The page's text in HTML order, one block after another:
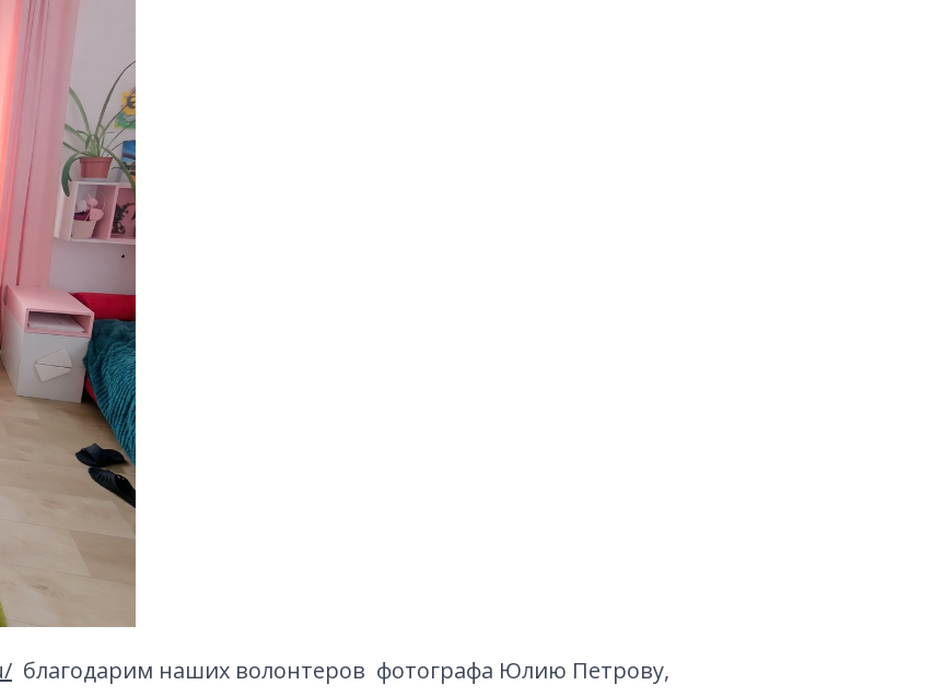
благодарим наших волонтеров фотографа Юлию Петрову,